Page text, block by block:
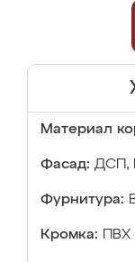
Материал
Фасад: ДСП,
Фурнитура:
Кромка: